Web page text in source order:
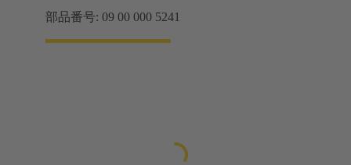
部品番号: 09 00 000 5241